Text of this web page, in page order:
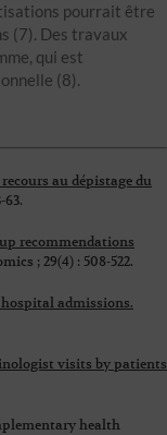
pourrait être
(7). Des travaux
qui est
(8).
au dépistage du
63.
recommendations
; 29(4) : 508-522.
admissions.
visits by patients
health